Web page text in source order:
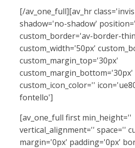
[/av_one_full][av_hr
shadow='no-shadow'
custom_border='av-border-
custom_width='50px'
custom_margin_top='30px'
custom_margin_bottom='30px'
custom_icon_color=''
fontello']
[av_one_full first min_height=''
vertical_alignment='' space=''
margin='0px' padding='0px'